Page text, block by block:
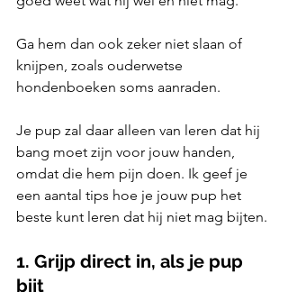
Ga hem dan ook zeker niet slaan of
knijpen, zoals ouderwetse
hondenboeken soms aanraden.
Je pup zal daar alleen van leren dat hij
bang moet zijn voor jouw handen,
omdat die hem pijn doen. Ik geef je
een aantal tips hoe je jouw pup het
beste kunt leren dat hij niet mag bijten.
1. Grijp direct in, als je pup
bijt